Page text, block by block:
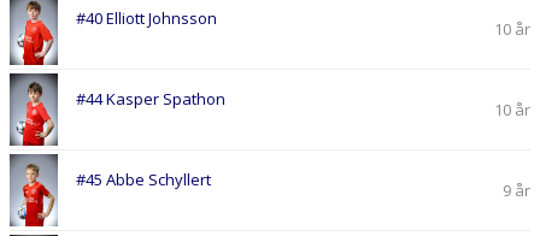
#40 Elliott Johnsson 10 år
#44 Kasper Spathon 10 år
#45 Abbe Schyllert 9 år